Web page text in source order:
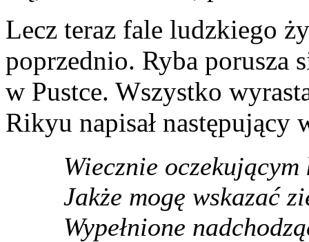
Lecz teraz fale ludzkiego
poprzednio. Ryba porusza
w Pustce. Wszystko
Rikyu napisał następujący
Wiecznie
Jakże mogę wskazać
Wypełnione